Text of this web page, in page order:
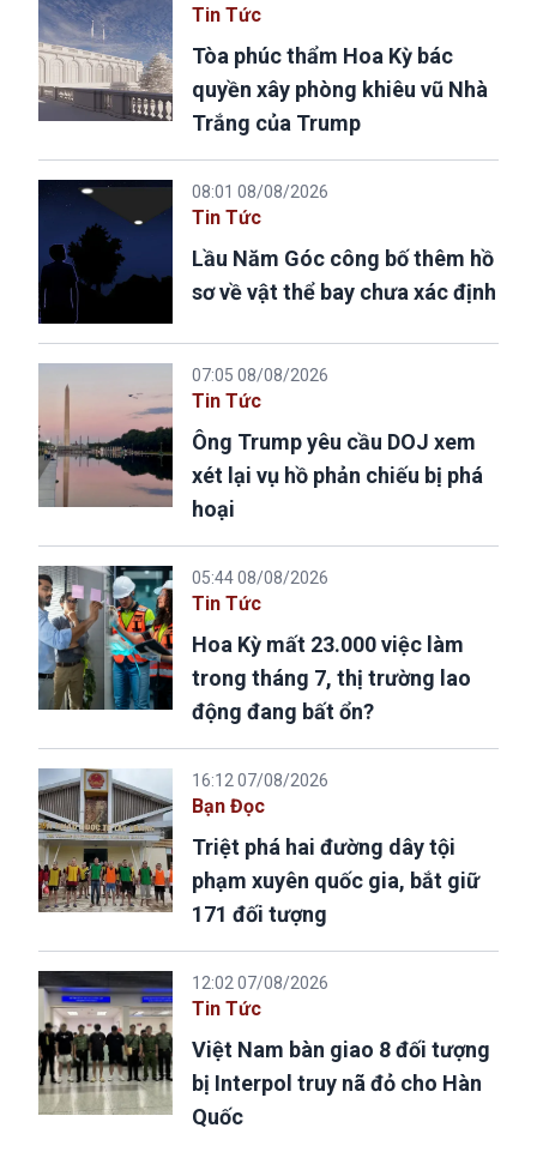
Tin Tức
Tòa phúc thẩm Hoa Kỳ bác
quyền xây phòng khiêu vũ Nhà
Trắng của Trump
08:01 08/08/2026
Tin Tức
Lầu Năm Góc công bố thêm hồ
sơ về vật thể bay chưa xác định
07:05 08/08/2026
Tin Tức
Ông Trump yêu cầu DOJ xem
xét lại vụ hồ phản chiếu bị phá
hoại
05:44 08/08/2026
Tin Tức
Hoa Kỳ mất 23.000 việc làm
trong tháng 7, thị trường lao
động đang bất ổn?
16:12 07/08/2026
Bạn Đọc
Triệt phá hai đường dây tội
phạm xuyên quốc gia, bắt giữ
171 đối tượng
12:02 07/08/2026
Tin Tức
Việt Nam bàn giao 8 đối tượng
bị Interpol truy nã đỏ cho Hàn
Quốc